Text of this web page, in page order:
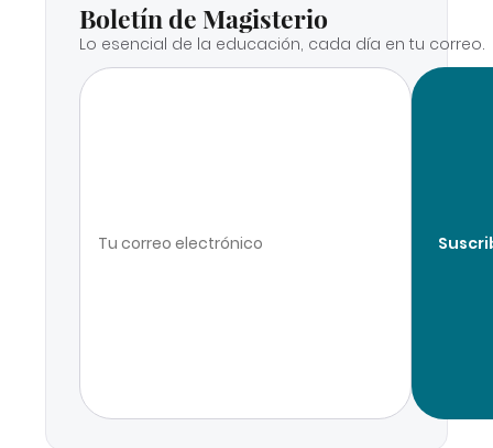
Boletín de Magisterio
Lo esencial de la educación, cada día en tu correo.